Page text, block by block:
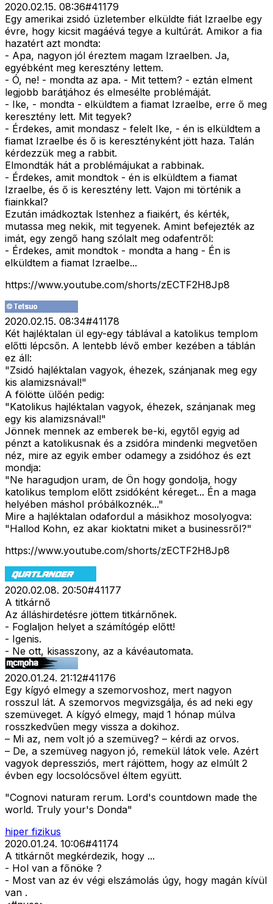
2020.02.15. 08:36#41179
Egy amerikai zsidó üzletember elküldte fiát Izraelbe egy
évre, hogy kicsit magáévá tegye a kultúrát. Amikor a fia
hazatért azt mondta:
- Apa, nagyon jól éreztem magam Izraelben. Ja,
egyébként meg keresztény lettem.
- Ó, ne! - mondta az apa. - Mit tettem? - eztán elment
legjobb barátjához és elmesélte problémáját.
- Ike, - mondta - elküldtem a fiamat Izraelbe, erre ő meg
keresztény lett. Mit tegyek?
- Érdekes, amit mondasz - felelt Ike, - én is elküldtem a
fiamat Izraelbe és ő is keresztényként jött haza. Talán
kérdezzük meg a rabbit.
Elmondták hát a problémájukat a rabbinak.
- Érdekes, amit mondtok - én is elküldtem a fiamat
Izraelbe, és ő is keresztény lett. Vajon mi történik a
fiainkkal?
Ezután imádkoztak Istenhez a fiaikért, és kérték,
mutassa meg nekik, mit tegyenek. Amint befejezték az
imát, egy zengő hang szólalt meg odafentről:
- Érdekes, amit mondtok - mondta a hang - Én is
elküldtem a fiamat Izraelbe...
https://www.youtube.com/shorts/zECTF2H8Jp8
2020.02.15. 08:34#41178
Két hajléktalan ül egy-egy táblával a katolikus templom
előtti lépcsőn. A lentebb lévő ember kezében a táblán
ez áll:
"Zsidó hajléktalan vagyok, éhezek, szánjanak meg egy
kis alamizsnával!"
A fölötte ülőén pedig:
"Katolikus hajléktalan vagyok, éhezek, szánjanak meg
egy kis alamizsnával!"
Jönnek mennek az emberek be-ki, egytől egyig ad
pénzt a katolikusnak és a zsidóra mindenki megvetően
néz, mire az egyik ember odamegy a zsidóhoz és ezt
mondja:
"Ne haragudjon uram, de Ön hogy gondolja, hogy
katolikus templom előtt zsidóként kéreget... Én a maga
helyében máshol próbálkoznék..."
Mire a hajléktalan odafordul a másikhoz mosolyogva:
"Hallod Kohn, ez akar kioktatni miket a businessről?"
https://www.youtube.com/shorts/zECTF2H8Jp8
2020.02.08. 20:50#41177
A titkárnő
Az álláshirdetésre jöttem titkárnőnek.
- Foglaljon helyet a számítógép előtt!
- Igenis.
- Ne ott, kisasszony, az a kávéautomata.
2020.01.24. 21:12#41176
Egy kígyó elmegy a szemorvoshoz, mert nagyon
rosszul lát. A szemorvos megvizsgálja, és ad neki egy
szemüveget. A kígyó elmegy, majd 1 hónap múlva
rosszkedvűen megy vissza a dokihoz.
– Mi az, nem volt jó a szemüveg? – kérdi az orvos.
– De, a szemüveg nagyon jó, remekül látok vele. Azért
vagyok depressziós, mert rájöttem, hogy az elmúlt 2
évben egy locsolócsővel éltem együtt.
"Cognovi naturam rerum. Lord's countdown made the
world. Truly your's Donda"
hiper fizikus
2020.01.24. 10:06#41174
A titkárnőt megkérdezik, hogy ...
- Hol van a főnöke ?
- Most van az év végi elszámolás úgy, hogy magán kívül
van .